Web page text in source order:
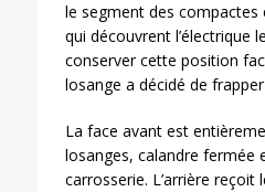
le segment des compactes
qui découvrent
conserver cette position
losange a décidé de
La face avant est
losanges, calandre fermée
carrosserie. L’arrière